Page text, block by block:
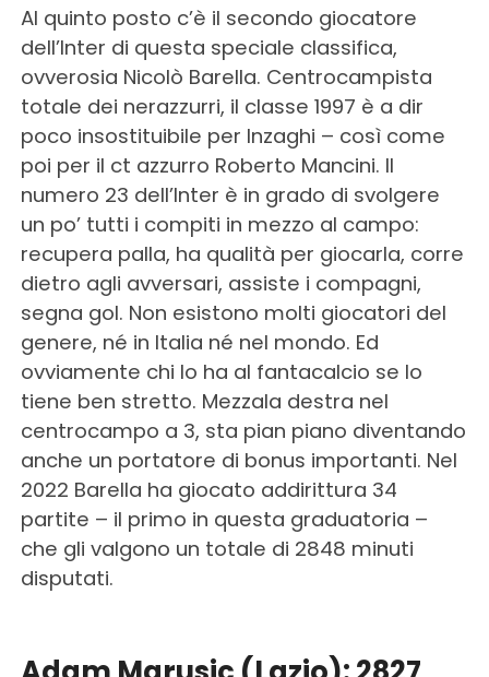
Al quinto posto c’è il secondo giocatore
dell’Inter di questa speciale classifica,
ovverosia Nicolò Barella. Centrocampista
totale dei nerazzurri, il classe 1997 è a dir
poco insostituibile per Inzaghi – così come
poi per il ct azzurro Roberto Mancini. Il
numero 23 dell’Inter è in grado di svolgere
un po’ tutti i compiti in mezzo al campo:
recupera palla, ha qualità per giocarla, corre
dietro agli avversari, assiste i compagni,
segna gol. Non esistono molti giocatori del
genere, né in Italia né nel mondo. Ed
ovviamente chi lo ha al fantacalcio se lo
tiene ben stretto. Mezzala destra nel
centrocampo a 3, sta pian piano diventando
anche un portatore di bonus importanti. Nel
2022 Barella ha giocato addirittura 34
partite – il primo in questa graduatoria –
che gli valgono un totale di 2848 minuti
disputati.